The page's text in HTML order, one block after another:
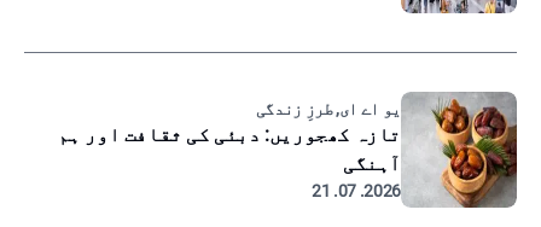
یو اے ای, طرزِ زندگی
تازہ کھجوریں: دبئی کی ثقافت اور ہم
آہنگی
2026. 07. 21